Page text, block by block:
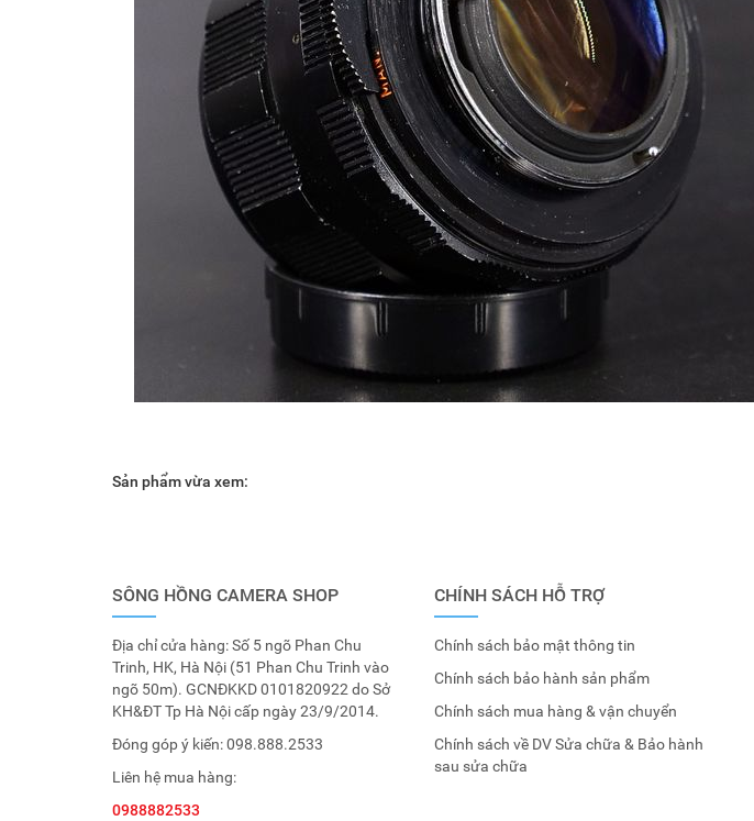
Sản phẩm vừa xem:
SÔNG HỒNG CAMERA SHOP
Địa chỉ cửa hàng: Số 5 ngõ Phan Chu
Trinh, HK, Hà Nội (51 Phan Chu Trinh vào
ngõ 50m). GCNĐKKD 0101820922 do Sở
KH&ĐT Tp Hà Nội cấp ngày 23/9/2014.
Đóng góp ý kiến:098.888.2533
Liên hệ mua hàng:
0988882533
CHÍNH SÁCH HỖ TRỢ
Chính sách bảo mật thông tin
Chính sách bảo hành sản phẩm
Chính sách mua hàng & vận chuyển
Chính sách về DV Sửa chữa & Bảo hành
sau sửa chữa